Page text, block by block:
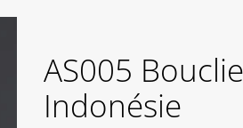
AS005
Indonésie